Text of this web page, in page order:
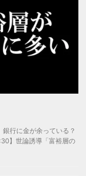
行に金が余っている？
】世論誘導「富裕層の